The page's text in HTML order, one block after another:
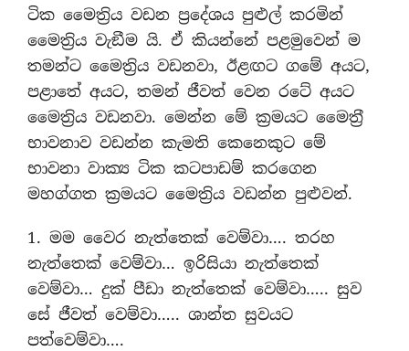
ටික මෛත‍්‍රිය වඩන ප‍්‍රදේශය පුළුල් කරමින්
මෛත‍්‍රිය වැඞීම යි. ඒ කියන්නේ පළමුවෙන් ම
තමන්ට මෛත‍්‍රිය වඩනවා, ඊළඟට ගමේ අයට,
පළාතේ අයට, තමන් ජීවත් වෙන රටේ අයට
මෛත‍්‍රිය වඩනවා. මෙන්න මේ ක‍්‍රමයට මෛත‍්‍රී
භාවනාව වඩන්න කැමති කෙනෙකුට මේ
භාවනා වාක්‍ය ටික කටපාඩම් කරගෙන
මහග්ගත ක‍්‍රමයට මෛත‍්‍රිය වඩන්න පුළුවන්.
1. මම වෛර නැත්තෙක් වෙම්වා…. තරහ
නැත්තෙක් වෙම්වා… ඉරිසියා නැත්තෙක්
වෙම්වා… දුක් පීඩා නැත්තෙක් වෙම්වා….. සුව
සේ ජීවත් වෙම්වා….. ශාන්ත සුවයට
පත්වෙම්වා….